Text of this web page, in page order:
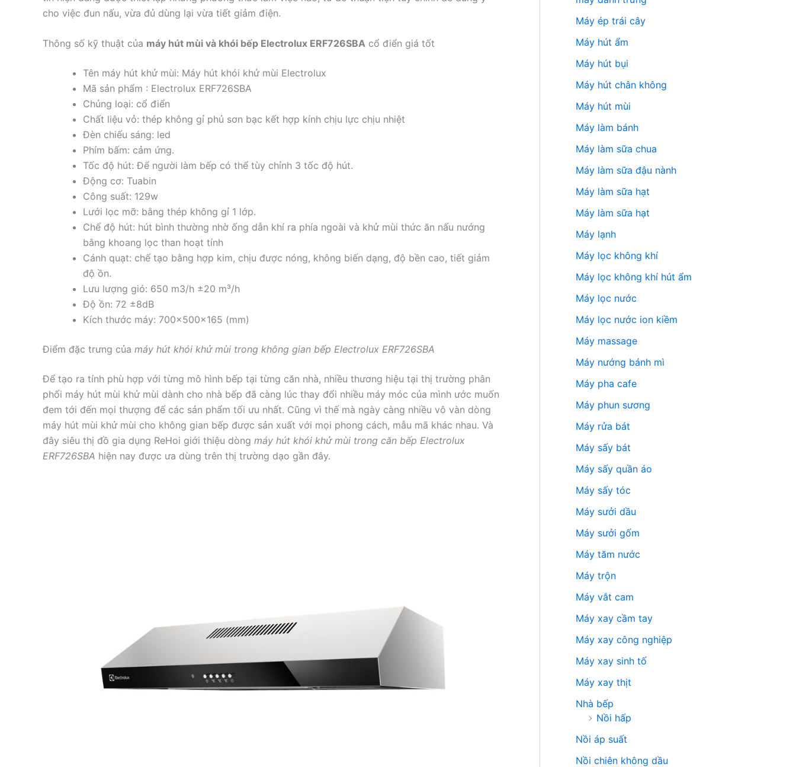
cho việc đun nấu, vừa đủ dùng lại vừa tiết giảm điện.
Thông số kỹ thuật của máy hút mùi và khói bếp Electrolux ERF726SBA cổ điển giá tốt
Tên máy hút khử mùi: Máy hút khói khử mùi Electrolux
Mã sản phẩm : Electrolux ERF726SBA
Chủng loại: cổ điển
Chất liệu vỏ: thép không gỉ phủ sơn bạc kết hợp kính chịu lực chịu nhiệt
Đèn chiếu sáng: led
Phím bấm: cảm ứng.
Tốc độ hút: Để người làm bếp có thể tùy chỉnh 3 tốc độ hút.
Động cơ: Tuabin
Công suất: 129w
Lưới lọc mỡ: bằng thép không gỉ 1 lớp.
Chế độ hút: hút bình thường nhờ ống dẫn khí ra phía ngoài và khử mùi thức ăn nấu nướng
bằng khoang lọc than hoạt tính
Cánh quạt: chế tạo bằng hợp kim, chịu được nóng, không biến dạng, độ bền cao, tiết giảm
độ ồn.
Lưu lượng gió: 650 m3/h ±20 m³/h
Độ ồn: 72 ±8dB
Kích thước máy: 700x500x165 (mm)
Điểm đặc trưng của máy hút khói khử mùi trong không gian bếp Electrolux ERF726SBA
Để tạo ra tính phù hợp với từng mô hình bếp tại từng căn nhà, nhiều thương hiệu tại thị trường phân
phối máy hút mùi khử mùi dành cho nhà bếp đã càng lúc thay đổi nhiều máy móc của mình ước muốn
đem tới đến mọi thượng đế các sản phẩm tối ưu nhất. Cũng vì thế mà ngày càng nhiều vô vàn dòng
máy hút mùi khử mùi cho không gian bếp được sản xuất với mọi phong cách, mẫu mã khác nhau. Và
đây siêu thị đồ gia dụng ReHoi giới thiệu dòng máy hút khói khử mùi trong căn bếp Electrolux
ERF726SBA hiện nay được ưa dùng trên thị trường dạo gần đây.
Máy ép trái cây
Máy hút ẩm
Máy hút bụi
Máy hút chân không
Máy hút mùi
Máy làm bánh
Máy làm sữa chua
Máy làm sữa đậu nành
Máy làm sữa hạt
Máy làm sữa hạt
Máy lạnh
Máy lọc không khí
Máy lọc không khí hút ẩm
Máy lọc nước
Máy lọc nước ion kiềm
Máy massage
Máy nướng bánh mì
Máy pha cafe
Máy phun sương
Máy rửa bát
Máy sấy bát
Máy sấy quần áo
Máy sấy tóc
Máy sưởi dầu
Máy sưởi gốm
Máy tăm nước
Máy trộn
Máy vắt cam
Máy xay cầm tay
Máy xay công nghiệp
Máy xay sinh tố
Máy xay thịt
Nhà bếp
Nồi hấp
Nồi áp suất
Nồi chiên không dầu